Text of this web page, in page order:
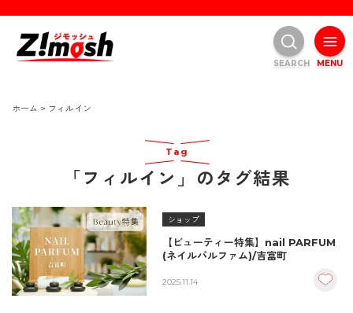
ホーム > フィルイン
Tag
「フィルイン」のタグ結果
ショップ
【ビューティー特集】nail PARFUM
(ネイルパルファム)/吉富町
2025.11.14
MENU
SEARCH